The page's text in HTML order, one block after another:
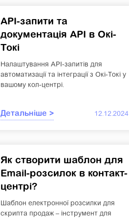
API-запити та
документація API в Окі-
Токі
Налаштування API-запитів для
автоматизації та інтеграції з Окі-Токі у
вашому кол-центрі.
Детальніше > 12.12.2024
Як створити шаблон для
Email-розсилок в контакт-
центрі?
Шаблон електронної розсилки для
скрипта продаж – інструмент для